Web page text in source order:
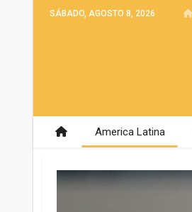
SÁBADO, AGOSTO 8, 2026
America Latina